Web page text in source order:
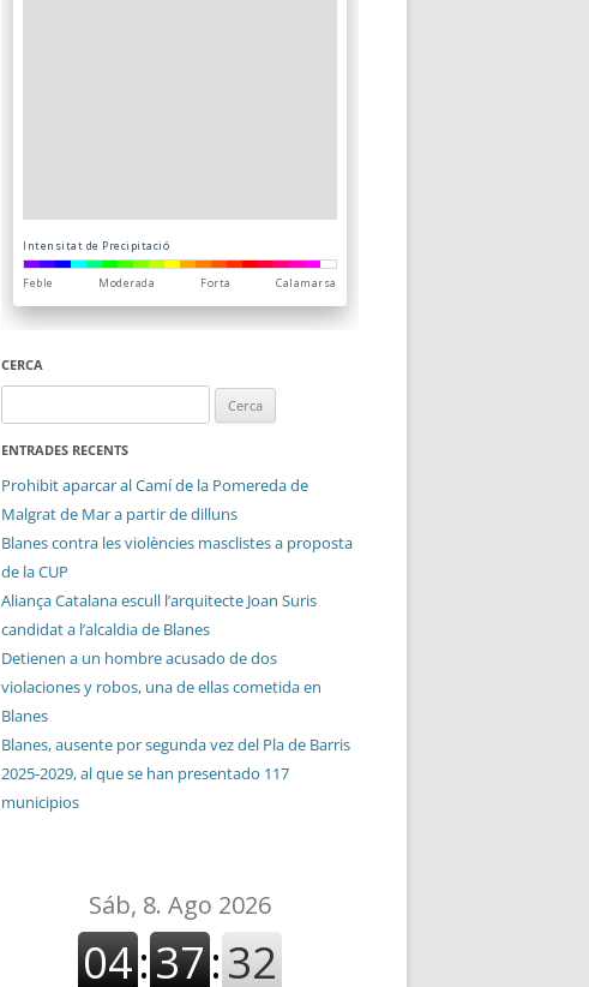
CERCA
ENTRADES RECENTS
Prohibit aparcar al Camí de la Pomereda de
Malgrat de Mar a partir de dilluns
Blanes contra les violències masclistes a proposta
de la CUP
Aliança Catalana escull l’arquitecte Joan Suris
candidat a l’alcaldia de Blanes
Detienen a un hombre acusado de dos
violaciones y robos, una de ellas cometida en
Blanes
Blanes, ausente por segunda vez del Pla de Barris
2025-2029, al que se han presentado 117
municipios